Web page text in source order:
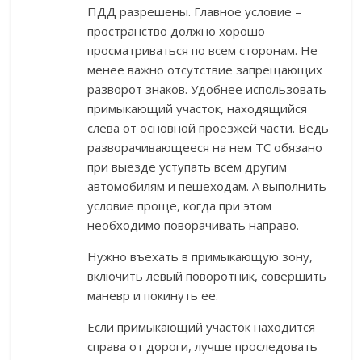
ПДД разрешены. Главное условие –
пространство должно хорошо
просматриваться по всем сторонам. Не
менее важно отсутствие запрещающих
разворот знаков. Удобнее использовать
примыкающий участок, находящийся
слева от основной проезжей части. Ведь
разворачивающееся на нем ТС обязано
при выезде уступать всем другим
автомобилям и пешеходам. А выполнить
условие проще, когда при этом
необходимо поворачивать направо.
Нужно въехать в примыкающую зону,
включить левый поворотник, совершить
маневр и покинуть ее.
Если примыкающий участок находится
справа от дороги, лучше проследовать